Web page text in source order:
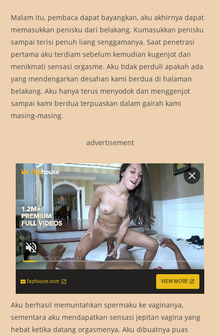
Malam itu, pembaca dapat bayangkan, aku akhirnya dapat
memasukkan penisku dari belakang. Kumasukkan penisku
sampai terisi penuh liang senggamanya. Saat penetrasi
pertama aku terdiam sebelum kemudian kugenjot dan
menikmati sensasi orgasme. Aku tidak perduli apakah ada
yang mendengarkan desahan kami berdua di halaman
belakang. Aku hanya terus menyodok dan menggenjot
sampai kami berdua terpuaskan dalam gairah kami
masing-masing.
advertisement
faphouse.com VIEW MORE
Aku berhasil memuntahkan spermaku ke vaginanya,
sementara aku mendapatkan sensasi jepitan vagina yang
hebat ketika datang orgasmenya. Aku dibuatnya puas